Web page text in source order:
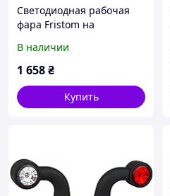
Светодиодная рабочая
фара Fristom на
В наличии
1 658₴
Купить